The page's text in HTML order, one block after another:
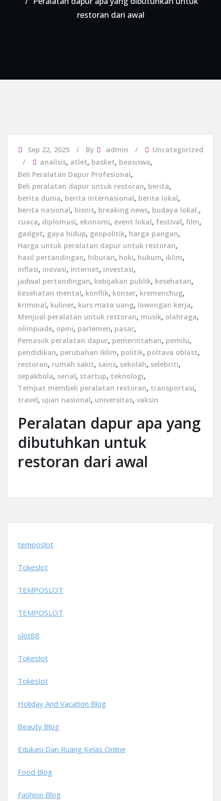
restoran dari awal
Sep 22, 2025 By admin
Uncategorized
analisis, atlet, basket, beasiswa,
Beli Peralatan Dapur Profesional,
Beli peralatan dapur untuk restoran, berita,
berita dunia, berita internasional, berita lokal,
berita nasional, bisnis, breaking news, budaya lokal.,
cuaca, diplomasi, ekonomi, event lokal, festival, film,
gadget, gaya hidup, geopolitik, harga pangan,
Harga untuk peralatan dapur untuk restoran,
hasil pertandingan, hiburan, hoki, hukum, iklim,
inflasi, inovasi, internet, investasi,
jadwal pertandingan, kebijakan publik, kesehatan,
kesehatan mental, konflik, konser, kremenchug,
kriminal, kuliner, kurs mata uang, lowongan kerja,
Menjual peralatan untuk restoran, musik, olahraga,
olimpiade, opini, parlemen, pasar,
Pemasok peralatan dapur, pemerintahan, pemilu,
pendidikan, perubahan iklim, politik, poltava oblast,
restoran, rumah sakit, sains, sekolah, selebriti,
sepakbola, serial, startup, teknologi,
Tempat membeli peralatan restoran, transportasi,
travel, ujian nasional, universitas, vaksin
Peralatan dapur apa yang
dibutuhkan untuk
restoran dari awal
temposlot
Tokeslot
TEMPOSLOT
TEMPOSLOT
slot88
Tokeslot
Tokeslot
Holiday And Vacation Blog
Beauty Blog
Edukasi Dan Ruang Kelas Online
Food Blog
Fashion Blog